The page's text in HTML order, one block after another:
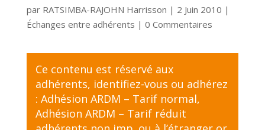
par RATSIMBA-RAJOHN Harrisson | 2 Juin 2010 |
Échanges entre adhérents | 0 Commentaires
Ce contenu est réservé aux
adhérents, identifiez-vous ou adhérez
: Adhésion ARDM – Tarif normal,
Adhésion ARDM – Tarif réduit